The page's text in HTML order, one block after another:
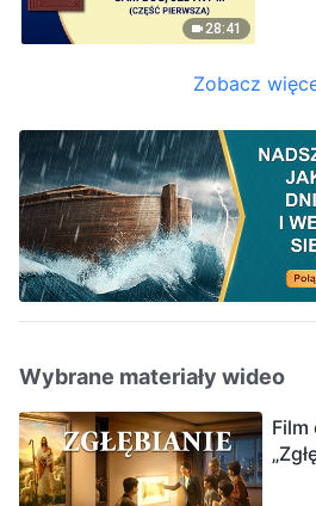
28:41
Zobacz
Wybrane materiały wideo
Film